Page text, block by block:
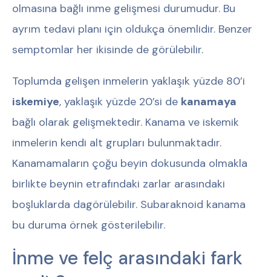
olmasına bağlı inme gelişmesi durumudur. Bu
ayrım tedavi planı için oldukça önemlidir. Benzer
semptomlar her ikisinde de görülebilir.
Toplumda gelişen inmelerin yaklaşık yüzde 80’i
iskemiye, yaklaşık yüzde 20’si de kanamaya
bağlı olarak gelişmektedir. Kanama ve iskemik
inmelerin kendi alt grupları bulunmaktadır.
Kanamamaların çoğu beyin dokusunda olmakla
birlikte beynin etrafındaki zarlar arasındaki
boşluklarda dagörülebilir. Subaraknoid kanama
bu duruma örnek gösterilebilir.
İnme ve felç arasındaki fark